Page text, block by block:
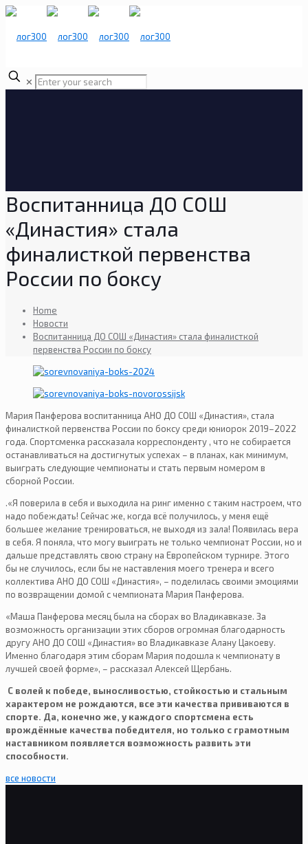
✕
Воспитанница ДО СОШ
«Династия» стала
финалисткой первенства
России по боксу
Home
Новости
Воспитанница ДО СОШ «Династия» стала финалисткой
первенства России по боксу
Мария Панферова воспитанница АНО ДО СОШ «Династия», стала
финалисткой первенства России по боксу среди юниорок 2019–2022
года. Спортсменка рассказала корреспонденту , что не собирается
останавливаться на достигнутых успехах – в планах, как минимум,
выиграть следующие чемпионаты и стать первым номером в
сборной России.
.«Я поверила в себя и выходила на ринг именно с таким настроем, что
надо побеждать! Сейчас же, когда всё получилось, у меня ещё
большее желание тренироваться, не выходя из зала! Появилась вера
в себя. Я поняла, что могу выиграть не только чемпионат России, но и
дальше представлять свою страну на Европейском турнире. Этого
бы не случилось, если бы не наставления моего тренера и всего
коллектива АНО ДО СОШ «Династия», – поделилась своими эмоциями
по возвращении домой с чемпионата Мария Панферова.
«Маша Панферова месяц была на сборах во Владикавказе. За
возможность организации этих сборов огромная благодарность
другу АНО ДО СОШ «Династия» во Владикавказе Алану Цакоеву.
Именно благодаря этим сборам Мария подошла к чемпионату в
лучшей своей форме», – рассказал Алексей Щербань.
С волей к победе, выносливостью, стойкостью и стальным
характером не рождаются, все эти качества прививаются в
спорте. Да, конечно же, у каждого спортсмена есть
врождённые качества победителя, но только с грамотным
наставником появляется возможность развить эти
способности.
все новости